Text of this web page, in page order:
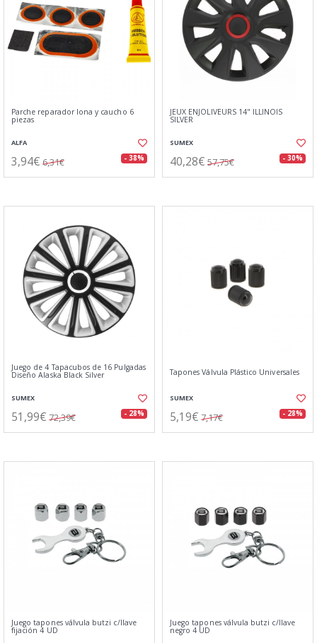
Parche reparador lona y caucho 6
piezas
ALFA
3,94€ 6,31€ - 38%
JEUX ENJOLIVEURS 14" ILLINOIS
SILVER
SUMEX
40,28€ 57,75€ - 30%
Juego de 4 Tapacubos de 16 Pulgadas
Diseño Alaska Black Silver
SUMEX
51,99€ 72,39€ - 28%
Tapones Válvula Plástico Universales
SUMEX
5,19€ 7,17€ - 28%
Juego tapones válvula butzi c/llave
fijación 4 UD
Juego tapones válvula butzi c/llave
negro 4 UD